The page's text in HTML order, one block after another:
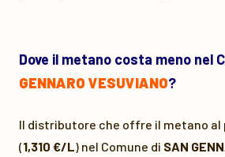
Dove il metano costa meno nel
GENNARO VESUVIANO?
Il distributore che offre il metano al
(1,310 €/L) nel Comune di SAN